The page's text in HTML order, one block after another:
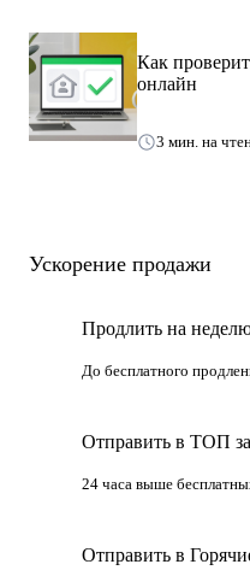
Как
онлайн
3 мин. на
Ускорение продажи
Продлить на
До бесплатного
Отправить в ТОП
24 часа выше
Отправить в